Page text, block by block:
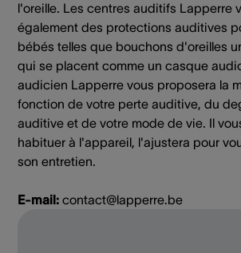
l'oreille. Les centres auditifs Lapperre
également des protections auditives
bébés telles que bouchons d'oreilles
qui se placent comme un casque
audicien Lapperre vous proposera la
fonction de votre perte auditive, du
auditive et de votre mode de vie. Il
habituer à l'appareil, l'ajustera pour
son entretien.
E-mail: contact@lapperre.be